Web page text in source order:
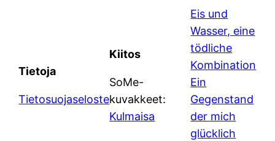
Tietoja
Tietosuojaseloste
Kiitos
SoMe-
kuvakkeet:
Kulmaisa
Eis und
Wasser, eine
tödliche
Kombination
Ein
Gegenstand
der mich
glücklich